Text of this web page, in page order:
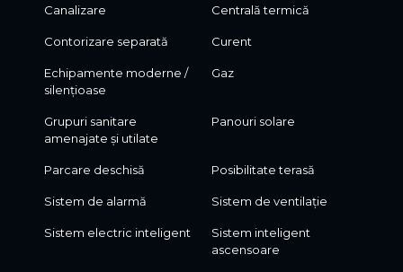
Canalizare Centrală termică
Contorizare separată Curent
Echipamente moderne /
silențioase
Gaz
Grupuri sanitare
amenajate și utilate
Panouri solare
Parcare deschisă Posibilitate terasă
Sistem de alarmă Sistem de ventilație
Sistem electric inteligent
Sistem inteligent
ascensoare